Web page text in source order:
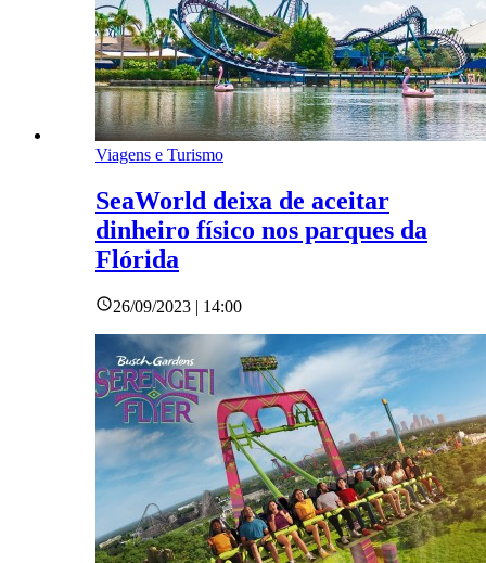
Viagens e Turismo
SeaWorld deixa de aceitar
dinheiro físico nos parques da
Flórida
26/09/2023 | 14:00